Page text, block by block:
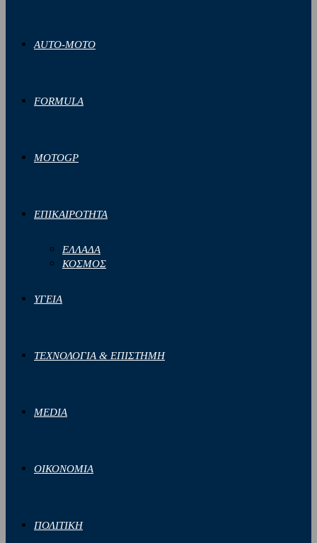
AUTO-MOTO
FORMULA
MOTOGP
ΕΠΙΚΑΙΡΟΤΗΤΑ
ΕΛΛΑΔΑ
ΚΟΣΜΟΣ
ΥΓΕΙΑ
ΤΕΧΝΟΛΟΓΙΑ & ΕΠΙΣΤΗΜΗ
MEDIA
ΟΙΚΟΝΟΜΙΑ
ΠΟΛΙΤΙΚΗ